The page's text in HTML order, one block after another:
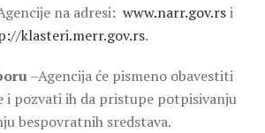
na adresi: www.narr.gov.rsi
klasteri.merr.gov.rs.
–Agencija će pismeno obavestiti
i pozvati ih da pristupe potpisivanju
bespovratnih sredstava.